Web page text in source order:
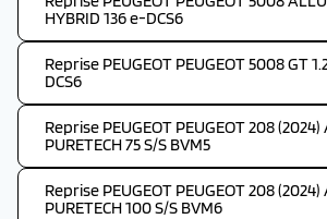
HYBRID 136 e-DCS6
Reprise PEUGEOT PEUGEOT 5008 GT
DCS6
Reprise PEUGEOT PEUGEOT 208 (2024)
PURETECH 75 S/S BVM5
Reprise PEUGEOT PEUGEOT 208 (2024)
PURETECH 100 S/S BVM6